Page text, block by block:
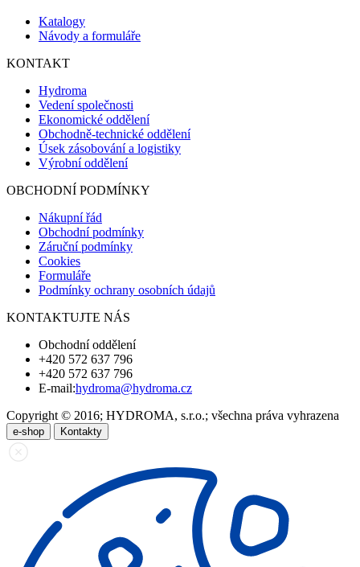
Katalogy
Návody a formuláře
KONTAKT
Hydroma
Vedení společnosti
Ekonomické oddělení
Obchodně-technické oddělení
Úsek zásobování a logistiky
Výrobní oddělení
OBCHODNÍ PODMÍNKY
Nákupní řád
Obchodní podmínky
Záruční podmínky
Cookies
Formuláře
Podmínky ochrany osobních údajů
KONTAKTUJTE NÁS
Obchodní oddělení
+420 572 637 796
+420 572 637 796
E-mail:hydroma@hydroma.cz
Copyright © 2016; HYDROMA, s.r.o.; všechna práva vyhrazena
e-shop Kontakty